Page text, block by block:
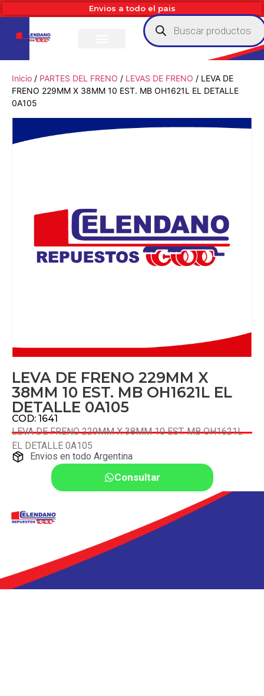
Envios a todo el pais
Inicio / PARTES DEL FRENO / LEVAS DE FRENO / LEVA DE
FRENO 229MM X 38MM 10 EST. MB OH1621L EL DETALLE
0A105
LEVA DE FRENO 229MM X
38MM 10 EST. MB OH1621L EL
DETALLE 0A105
COD: 1641
LEVA DE FRENO 229MM X 38MM 10 EST. MB OH1621L
EL DETALLE 0A105
Envios en todo Argentina
Consultar